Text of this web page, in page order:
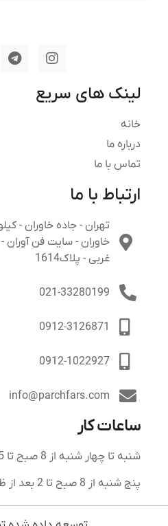
لینک های سریع
خانه
درباره ما
تماس با ما
ارتباط با ما
خاوران - سایت فن آوران -
غربی - پلاک1614
021-33280199
0912-3126871
0912-1022927
info@parchfars.com
ساعات کار
شنبه تا چهار شنبه از 8 صبح تا 5 بعد از ظهر
پنج شنبه از 8 صبح تا 2 بعد از ظهر